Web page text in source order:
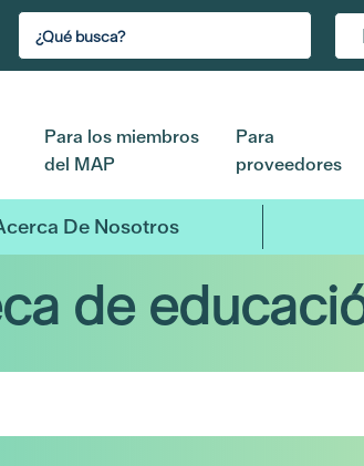
Para los miembros
del MAP
Para
proveedores
De Nosotros
de